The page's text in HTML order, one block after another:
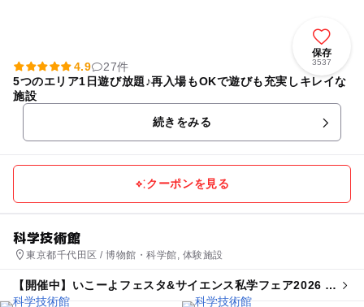
保存
3537
4.9
27件
5つのエリア1日遊び放題♪再入場もOKで遊びも充実しキレイな
施設
続きをみる
クーポンを見る
科学技術館
東京都千代田区 / 博物館・科学館, 体験施設
【開催中】いこーよフェスタ&サイエンス私学フェア2026 in
科学技術館